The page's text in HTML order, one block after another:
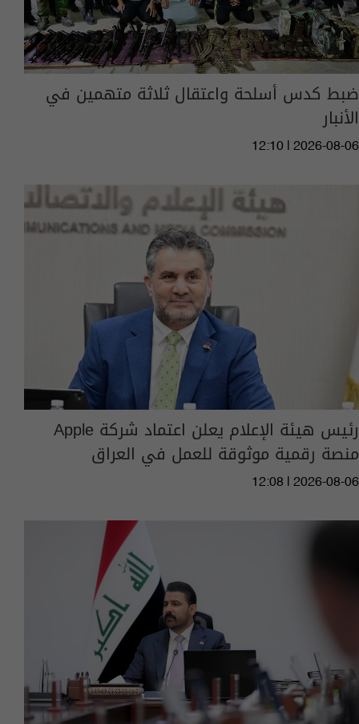
ضبط كدس أسلحة واعتقال ثلاثة متهمين في
الأنبار
12:10 | 2026-08-06
رئيس هيئة الإعلام يعلن اعتماد شركة Apple
منصة رقمية موثوقة للعمل في العراق
12:08 | 2026-08-06